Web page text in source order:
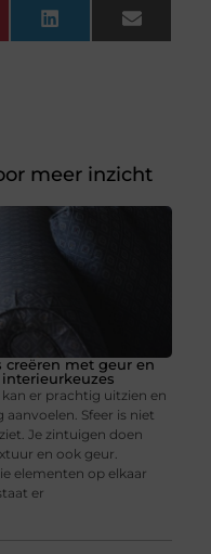
LinkedIn Email
meer inzicht
creëren met geur en
er prachtig uitzien en
Sfeer is niet
Je zintuigen doen
en ook geur.
elementen op elkaar
er